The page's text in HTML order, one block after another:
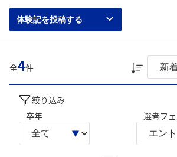
体験記を投稿する
全4件
絞り込み
卒年
選考フ